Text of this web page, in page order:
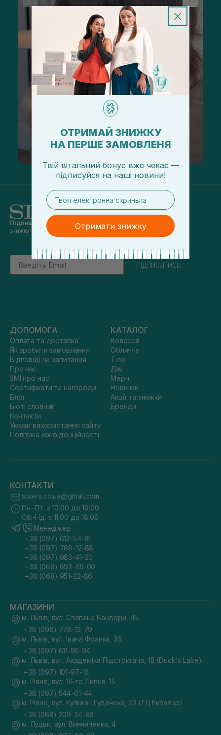
Підпишись на наші новинита отримуй
знижку 5% на перше замовлення
Email
підписатись
ДОПОМОГА
Оплата та доставка
Як зробити замовлення
Відповіді на запитання
Про нас
ЗМІ про нас
Сертифікати та нагороди
Блог
Бюті словник
Контакти
Умови використання сайту
Політика конфіденційності
КАТАЛОГ
Волосся
Обличчя
Тіло
Дім
Мерч
Новинки
Акції та знижки
Бренди
КОНТАКТИ
sisters.co.ua@gmail.com
Пн.-Пт. з 10:00 до 19:00
Сб.-Нд. з 11:00 до 18:00
Менеджер
+38 (097) 612-54-81
+38 (097) 788-12-88
+38 (097) 983-41-20
+38 (068) 693-46-00
+38 (068) 951-22-86
МАГАЗИНИ
м. Львів, вул. Степана Бандери, 45
+38 (098) 778-13-79
м. Львів, вул. Івана Франка, 36
+38 (097) 611-95-94
м. Львів, вул. Академіка Підстригача, 1В (Duck's Lake)
+38 (097) 101-97-16
м. Рівне, вул. 16-го Липня, 15
+38 (097) 544-61-44
м. Рівне, вул. Кулика і Гудачека, 23 (ТЦ Екватор)
+38 (068) 209-34-88
м. Луцьк, вул. Винниченка, 4
ОТРИМАЙ ЗНИЖКУ
НА ПЕРШЕ ЗАМОВЛЕНЯ
Твій вітальний бонус вже чекає —
підписуйся на наші новини!
email
Отримати знижку